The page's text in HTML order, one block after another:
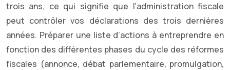
trois ans, ce qui signifie que l’administration fiscale
peut contrôler vos déclarations des trois dernières
années. Préparer une liste d’actions à entreprendre en
fonction des différentes phases du cycle des réformes
fiscales (annonce, débat parlementaire, promulgation,